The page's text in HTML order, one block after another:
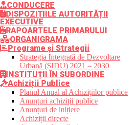
CONDUCERE
DISPOZIȚIILE AUTORITĂȚII
EXECUTIVE
RAPOARTELE PRIMARULUI
ORGANIGRAMA
Programe și Strategii
Strategia Integrată de Dezvoltare
Urbană (SIDU) 2021 – 2030
INSTITUȚII ÎN SUBORDINE
Achiziții Publice
Planul Anual al Achizițiilor publice
Anunțuri achiziții publice
Anunțuri de inițiere
Achiziții directe